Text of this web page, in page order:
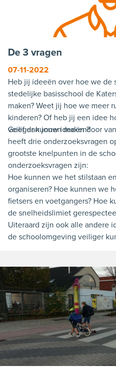
De 3 vragen
07-11-2022
Heb jij ideeën over hoe we de
stedelijke basisschool de
maken? Weet jij hoe we meer
kinderen? Of heb jij een idee
veiliger kunnen maken?
Geef dan jouw ideeën door
heeft drie onderzoeksvragen
grootste knelpunten in de
onderzoeksvragen zijn:
Hoe kunnen we het stilstaan
organiseren? Hoe kunnen we
fietsers en voetgangers? Hoe
de snelheidslimiet
Uiteraard zijn ook alle andere
de schoolomgeving veiliger